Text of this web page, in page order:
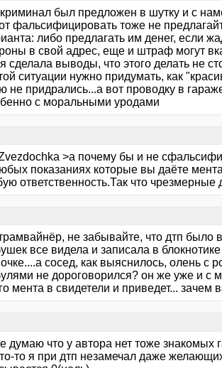
был предложен в шутку и с
фальсифицировать тоже не
либо предлагать им денег, если
в свой адрес, еще и штраф могут
сделала выводы, что этого делать не
ситуации нужно придумать, как
не придрались...а вот проводку в
с моральными уродами
>а почему бы и не
показаниях которые вы даёте
ответственность.Так что
не забывайте, что дтп
все видела и записала в
сосед, как выяснилось, олень с
не дороговорился? он же уже и с
мента в свидетели и приведет...
думаю что у автора нет тоже знакомых
то я при дтп незамечал даже